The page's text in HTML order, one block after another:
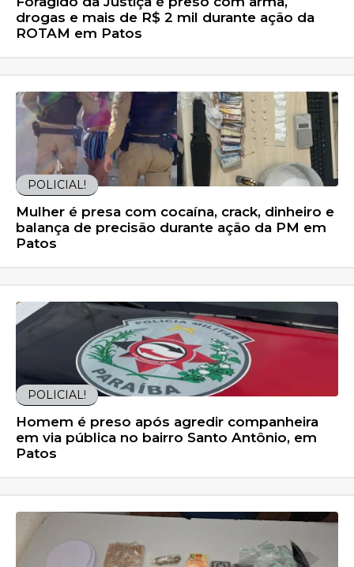
drogas e mais de R$ 2 mil durante ação da
ROTAM em Patos
POLICIAL!
Mulher é presa com cocaína, crack, dinheiro e
balança de precisão durante ação da PM em
Patos
POLICIAL!
Homem é preso após agredir companheira
em via pública no bairro Santo Antônio, em
Patos